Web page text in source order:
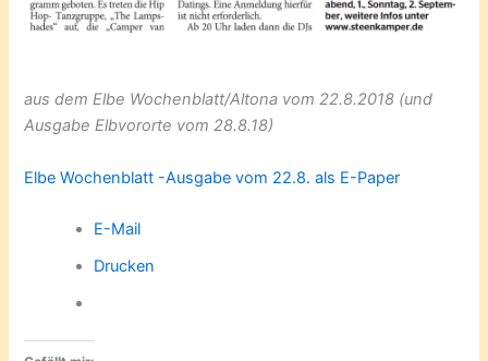
aus dem Elbe Wochenblatt/Altona vom 22.8.2018 (und
Ausgabe Elbvororte vom 28.8.18)
Elbe Wochenblatt -Ausgabe vom 22.8. als E-Paper
E-Mail
Drucken